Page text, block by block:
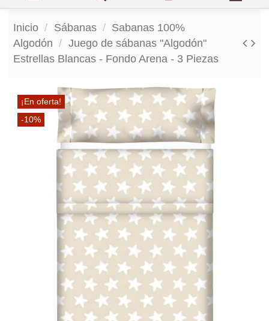
Inicio Sábanas
Sabanas 100%
Algodón
Juego de sábanas "Algodón"
Estrellas Blancas - Fondo Arena - 3 Piezas
¡En oferta!
-10%